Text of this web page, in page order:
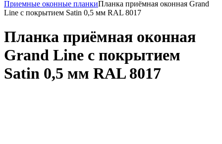
Приемные оконные планкиПланка приёмная оконная Grand
Line с покрытием Satin 0,5 мм RAL 8017
Планка приёмная оконная
Grand Line с покрытием
Satin 0,5 мм RAL 8017